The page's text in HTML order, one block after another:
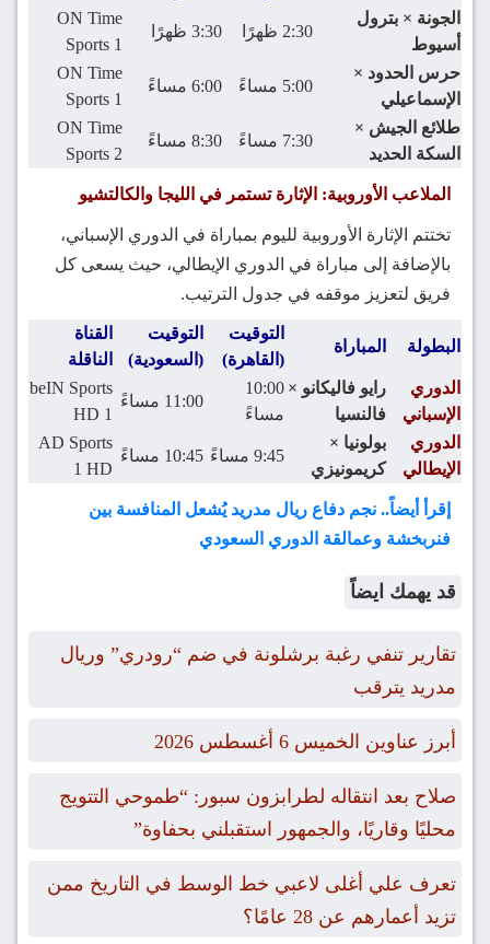
الجونة × بترول
أسيوط
2:30 ظهرًا 3:30 ظهرًا
ON Time
Sports 1
حرس الحدود ×
الإسماعيلي
5:00 مساءً 6:00 مساءً
ON Time
Sports 1
طلائع الجيش ×
السكة الحديد
7:30 مساءً 8:30 مساءً
ON Time
Sports 2
الملاعب الأوروبية: الإثارة تستمر في الليجا والكالتشيو
تختتم الإثارة الأوروبية لليوم بمباراة في الدوري الإسباني،
بالإضافة إلى مباراة في الدوري الإيطالي، حيث يسعى كل
فريق لتعزيز موقفه في جدول الترتيب.
البطولة المباراة
التوقيت
(القاهرة)
التوقيت
(السعودية)
القناة
الناقلة
الدوري
الإسباني
رايو فاليكانو ×
فالنسيا
10:00
مساءً
11:00 مساءً
beIN Sports
HD 1
الدوري
الإيطالي
بولونيا ×
كريمونيزي
9:45 مساءً 10:45 مساءً
AD Sports
1 HD
إقرأ أيضاً.. نجم دفاع ريال مدريد يُشعل المنافسة بين
فنربخشة وعمالقة الدوري السعودي
قد يهمك ايضاً
تقارير تنفي رغبة برشلونة في ضم “رودري” وريال
مدريد يترقب
أبرز عناوين الخميس 6 أغسطس 2026
صلاح بعد انتقاله لطرابزون سبور: “طموحي التتويج
محليًا وقاريًا، والجمهور استقبلني بحفاوة”
تعرف علي أغلى لاعبي خط الوسط في التاريخ ممن
تزيد أعمارهم عن 28 عامًا؟